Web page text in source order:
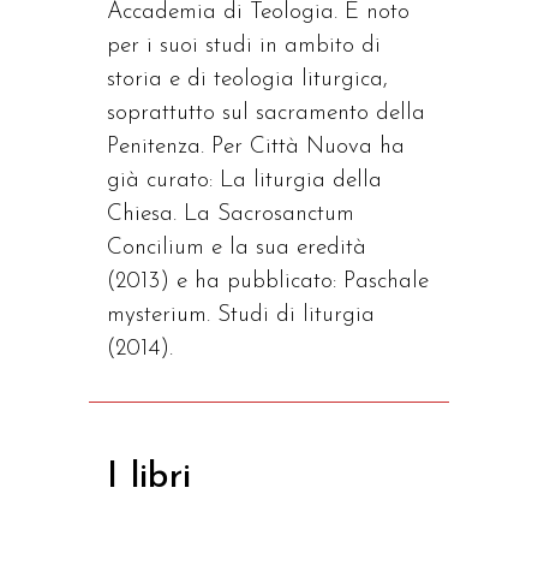
Accademia di Teologia. È noto
per i suoi studi in ambito di
storia e di teologia liturgica,
soprattutto sul sacramento della
Penitenza. Per Città Nuova ha
già curato: La liturgia della
Chiesa. La Sacrosanctum
Concilium e la sua eredità
(2013) e ha pubblicato: Paschale
mysterium. Studi di liturgia
(2014).
I libri